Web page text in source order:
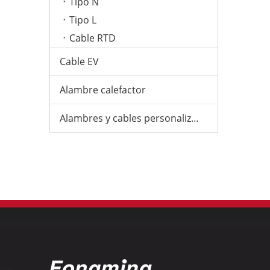
Tipo L
Cable RTD
Cable EV
Alambre calefactor
Alambres y cables personalizados